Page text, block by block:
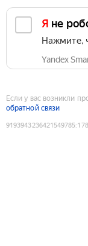
Я не
Нажмите,
Yandex
Если у вас возникли
обратной связи
9193943236421549785: